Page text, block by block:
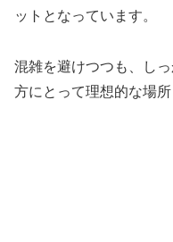
ットとなっています。
混雑を避けつつも、し
方にとって理想的な場所